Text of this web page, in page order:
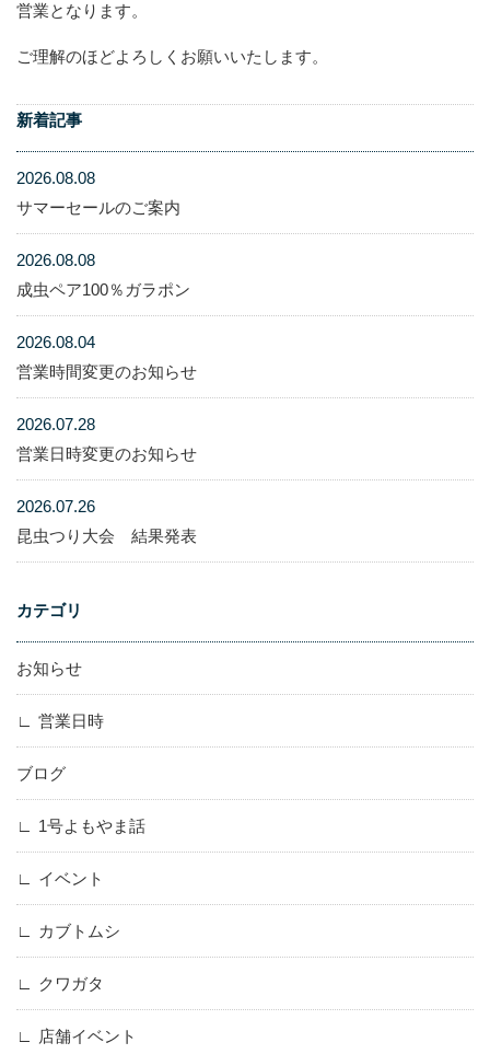
新着記事
2026.08.08
サマーセールのご案内
2026.08.08
成虫ペア100％ガラポン
2026.08.04
営業時間変更のお知らせ
2026.07.28
営業日時変更のお知らせ
2026.07.26
昆虫つり大会 結果発表
カテゴリ
お知らせ
営業日時
ブログ
1号よもやま話
イベント
カブトムシ
クワガタ
店舗イベント
営業となります。
ご理解のほどよろしくお願いいたします。